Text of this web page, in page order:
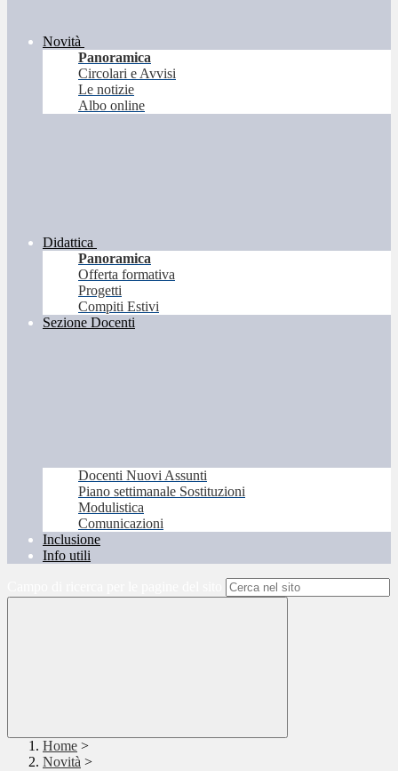
Novità
Panoramica
Circolari e Avvisi
Le notizie
Albo online
Didattica
Panoramica
Offerta formativa
Progetti
Compiti Estivi
Sezione Docenti
Docenti Nuovi Assunti
Piano settimanale Sostituzioni
Modulistica
Comunicazioni
Inclusione
Info utili
Home >
Novità >